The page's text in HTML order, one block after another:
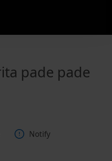
pade pade
Notify